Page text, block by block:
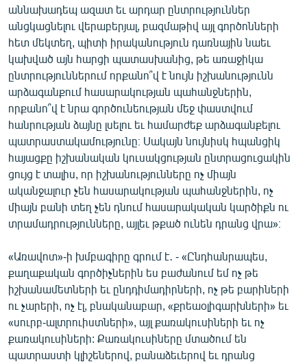
ՁԳՏԵԼՈՎ ԼԱՎԱԳՈՒՅՆԻՆ
ՓՈԴՔԱՍԹ
Հայերեն
English
Русский
ՀԵՏԵՎԵՔ ՄԵԶ
«Ազատության» բոլոր կայքերը
աննախադեպ ազատ եւ արդար ընտրություններ
անցկացնելու վերաբերյալ, բազմաթիվ այլ գործոնների
հետ մեկտեղ, պիտի իրականություն դառնային նաեւ
կախված այն հարցի պատասխանից, թե առաջիկա
ընտրություններում որքանո՞վ է նույն իշխանությունն
արձագանքում հասարակության պահանջներին,
որքանո՞վ է նրա գործունեության մեջ փաստվում
հանրության ձայնը լսելու եւ համարժեք արձագանքելու
պատրաստակամությունը։ Սակայն նույնիսկ հպանցիկ
հայացքը իշխանական կուսակցության ընտրացուցակին
ցույց է տալիս, որ իշխանությունները ոչ միայն
ականջալուր չեն հասարակության պահանջներին, ոչ
միայն բանի տեղ չեն դնում հասարակական կարծիքն ու
տրամադրությունները, այլեւ թքած ունեն դրանց վրա»։
«Առավոտ»-ի խմբագիրը գրում է․ - «Ընդհանրապես,
քաղաքական գործիչներին ես բաժանում եմ ոչ թե
իշխանամետների եւ ընդդիմադիրների, ոչ թե բարիների
ու չարերի, ոչ էլ, բնականաբար, «քրեաօլիգարխների» եւ
«սուրբ-ալտրուիստների», այլ քառակուսիների եւ ոչ
քառակուսիների: Քառակուսիները մտածում են
պատրաստի կլիշեներով, բանաձեւերով եւ դրանց